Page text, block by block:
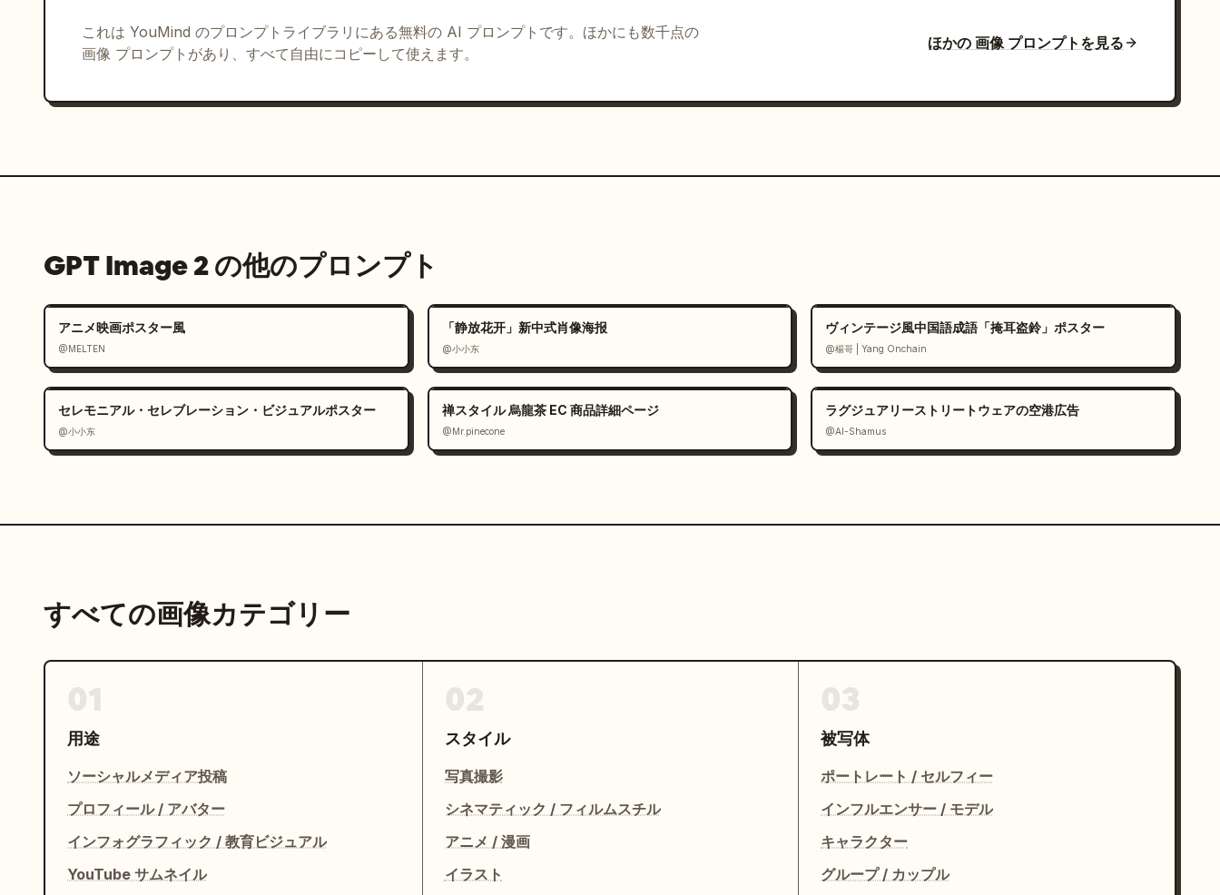
これは YouMind のプロンプトライブラリにある無料の AI プロンプトです。ほかにも数千点の
画像 プロンプトがあり、すべて自由にコピーして使えます。
ほかの 画像 プロンプトを見る
GPT Image 2 の他のプロンプト
アニメ映画ポスター風
@MELTEN
「静放花开」新中式肖像海报
@小小东
ヴィンテージ風中国語成語「掩耳盗鈴」ポスター
@楊哥 | Yang Onchain
セレモニアル・セレブレーション・ビジュアルポスター
@小小东
禅スタイル 烏龍茶 EC 商品詳細ページ
@Mr.pinecone
ラグジュアリーストリートウェアの空港広告
@Al-Shamus
すべての画像カテゴリー
用途
ソーシャルメディア投稿
プロフィール / アバター
インフォグラフィック / 教育ビジュアル
YouTube サムネイル
スタイル
写真撮影
シネマティック / フィルムスチル
アニメ / 漫画
イラスト
被写体
ポートレート / セルフィー
インフルエンサー / モデル
キャラクター
グループ / カップル